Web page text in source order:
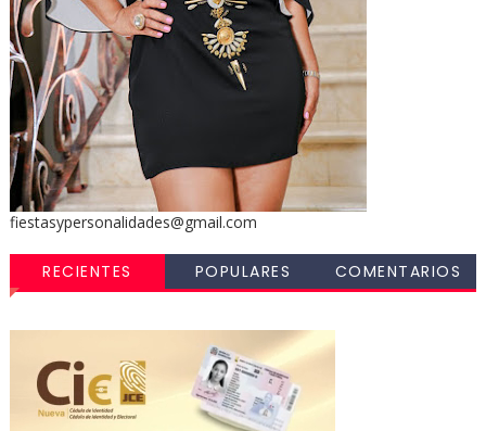
fiestasypersonalidades@gmail.com
RECIENTES POPULARES COMENTARIOS